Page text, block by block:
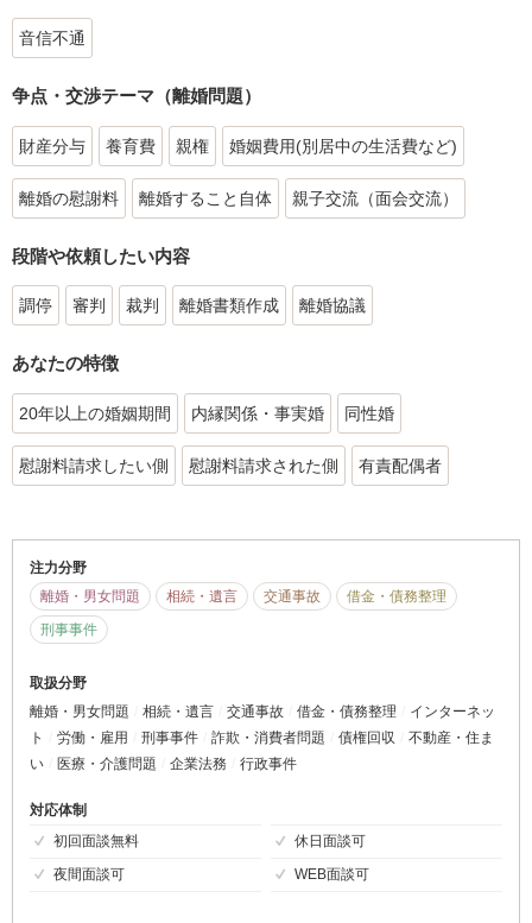
音信不通
争点・交渉テーマ（離婚問題）
財産分与 養育費 親権 婚姻費用(別居中の生活費など)
離婚の慰謝料 離婚すること自体 親子交流（面会交流）
段階や依頼したい内容
調停 審判 裁判 離婚書類作成 離婚協議
あなたの特徴
20年以上の婚姻期間 内縁関係・事実婚 同性婚
慰謝料請求したい側 慰謝料請求された側 有責配偶者
注力分野
離婚・男女問題
相続・遺言 交通事故
借金・債務整理
刑事事件
取扱分野
離婚・男女問題
相続・遺言 交通事故 借金・債務整理
インターネッ
ト
労働・雇用 刑事事件 詐欺・消費者問題 債権回収
不動産・住ま
い
医療・介護問題 企業法務 行政事件
対応体制
初回面談無料
休日面談可
夜間面談可
WEB面談可